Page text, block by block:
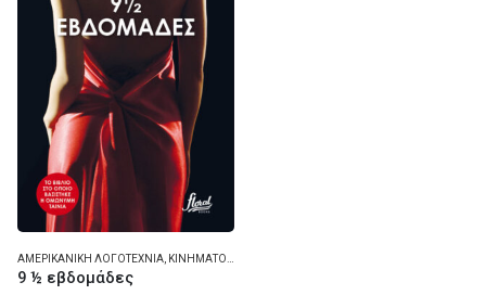
ΑΜΕΡΙΚΑΝΙΚΉ ΛΟΓΟΤΕΧΝΊΑ ΚΙΝΗΜΑΤΟΓΡΑΦΙΚΈΣ ΤΑΙΝΊΕΣ
9 ½ εβδομάδες